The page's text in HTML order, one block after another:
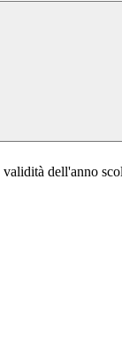
dell'anno